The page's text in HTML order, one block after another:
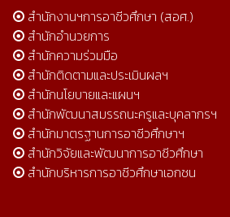
สำนักงานฯการอาชีวศึกษา (สอศ.)
สำนักอำนวยการ
สำนักความร่วมมือ
สำนักติดตามและประเมินผลฯ
สำนักนโยบายและแผนฯ
สำนักพัฒนาสมรรถนะครูและบุคลากรฯ
สำนักมาตรฐานการอาชีวศึกษาฯ
สำนักวิจัยและพัฒนาการอาชีวศึกษา
สำนักบริหารการอาชีวศึกษาเอกชน